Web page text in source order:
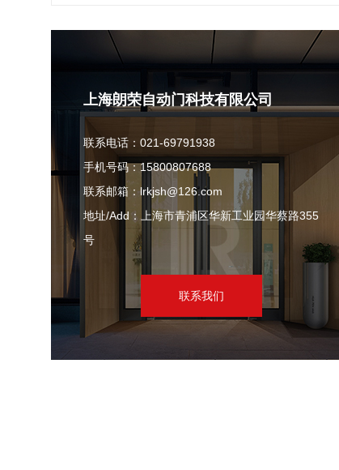
上海朗荣自动门科技有限公司
联系电话：021-69791938
手机号码：15800807688
联系邮箱：lrkjsh@126.com
地址/Add：上海市青浦区华新工业园华蔡路355
号
联系我们